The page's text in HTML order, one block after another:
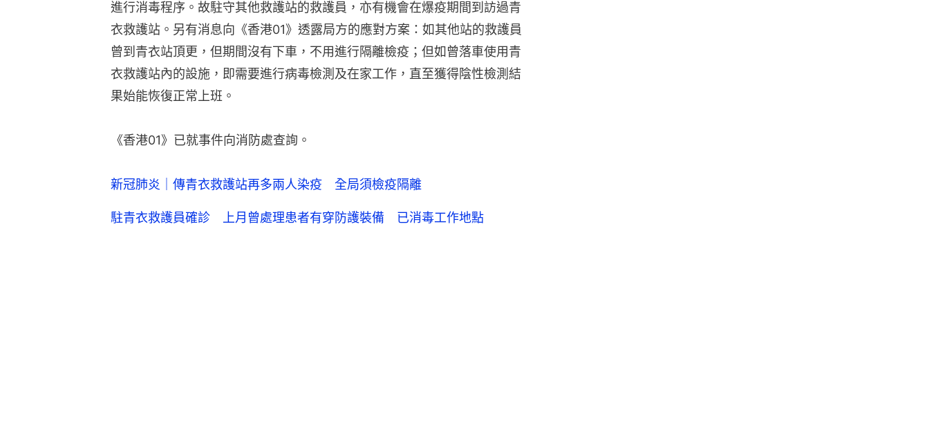
進行消毒程序。故駐守其他救護站的救護員，亦有機會在爆疫期間到訪過青
衣救護站。另有消息向《香港01》透露局方的應對方案：如其他站的救護員
曾到青衣站頂更，但期間沒有下車，不用進行隔離檢疫；但如曾落車使用青
衣救護站內的設施，即需要進行病毒檢測及在家工作，直至獲得陰性檢測結
果始能恢復正常上班。
《香港01》已就事件向消防處查詢。
新冠肺炎｜傳青衣救護站再多兩人染疫 全局須檢疫隔離
駐青衣救護員確診 上月曾處理患者有穿防護裝備 已消毒工作地點